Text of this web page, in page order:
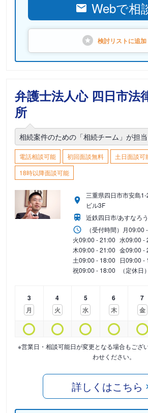
Webで相
検討リストに追加
弁護士法人心 四日市法
所
相続案件のための「相続チーム」が担当
電話相談可能 初回面談無料
土日面談可
18時以降面談可能
三重県四日市市安島
ビル3F
近鉄四日市/あすなろ
（受付時間） 月09:00
火09:00 - 21:00 水09:00 -
木09:00 - 21:00 金09:00 -
土09:00 - 18:00 日09:00 -
祝09:00 - 18:00 （定休日
3
月
4
火
5
水
6
木
7
金
※営業日・相談可能日が変更となる場合もござ
わせください。
詳しくはこちら